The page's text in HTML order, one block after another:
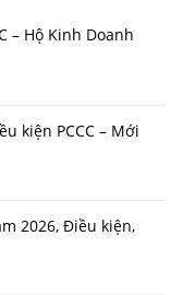
– Hộ Kinh Doanh
kiện PCCC – Mới
2026, Điều kiện,